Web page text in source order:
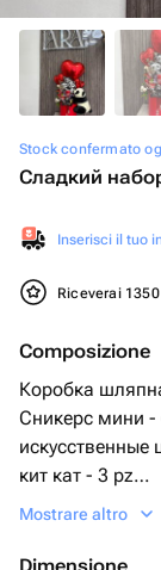
Stock confermato
Сладкий
Inserisci il tuo
Riceverai
Composizione
Коробка
Сникерс мини -
искусственные
кит кат - 3 pz
нутелла го - 1 pz
мэмэмденс - 2
Mostrare altro